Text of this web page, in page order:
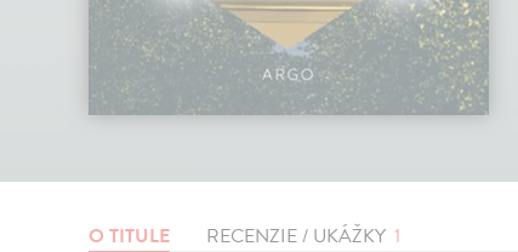
O TITULE RECENZIE / UKÁŽKY 1